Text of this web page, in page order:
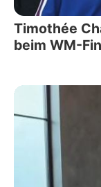
Timothée
beim WM-